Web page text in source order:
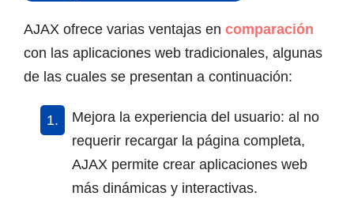
AJAX ofrece varias ventajas en comparación
con las aplicaciones web tradicionales, algunas
de las cuales se presentan a continuación:
Mejora la experiencia del usuario: al no
requerir recargar la página completa,
AJAX permite crear aplicaciones web
más dinámicas y interactivas.